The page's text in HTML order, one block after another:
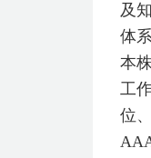
及
体
本
工
位